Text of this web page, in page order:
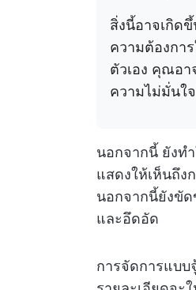
สิ่งนี้อาจเกิด
ความต้องกา
ตัวเอง คุณอา
ความไม่มั่นใ
นอกจากนี้ ยังท
แสดงให้เห็นถึง
นอกจากนี้ยังขั
และอึดอัด
การจัดการแบบ